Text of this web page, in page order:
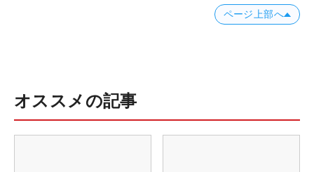
ページ上部へ
オススメの記事